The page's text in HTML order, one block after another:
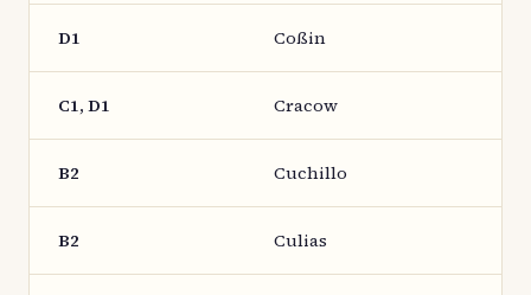
D1 Coßin
C1, D1 Cracow
B2 Cuchillo
B2 Culias